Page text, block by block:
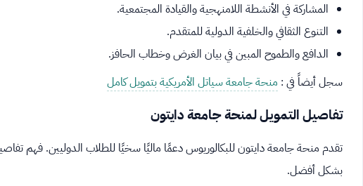
المشاركة في الأنشطة اللامنهجية والقيادة المجتمعية.
التنوع الثقافي والخلفية الدولية للمتقدم.
الدافع والطموح المبين في بيان الغرض وخطاب الحافز.
سجل أيضاً في : منحة جامعة سياتل الأمريكية بتمويل كامل
تفاصيل التمويل لمنحة جامعة دايتون
تقدم منحة جامعة دايتون للبكالوريوس دعمًا ماليًا سخيًا للطلاب الدوليين. فهم
بشكل أفضل.